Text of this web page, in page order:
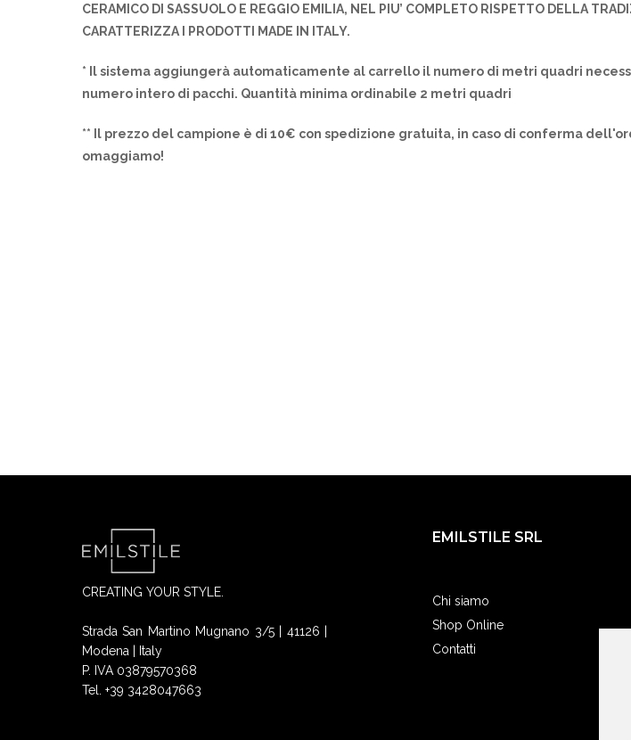
CERAMICO DI SASSUOLO E REGGIO EMILIA, NEL PIU’ COMPLETO RISPETTO DELLA
CARATTERIZZA I PRODOTTI MADE IN ITALY.
* Il sistema aggiungerà automaticamente al carrello il numero di metri quadri
numero intero di pacchi. Quantità minima ordinabile 2 metri quadri
** Il prezzo del campione è di 10€ con spedizione gratuita, in caso di conferma
omaggiamo!
CREATING YOUR STYLE.
Strada San Martino Mugnano 3/5 | 41126 |
Modena | Italy
P. IVA 03879570368
Tel. +39 3428047663
EMILSTILE SRL
Chi siamo
Shop Online
Contatti